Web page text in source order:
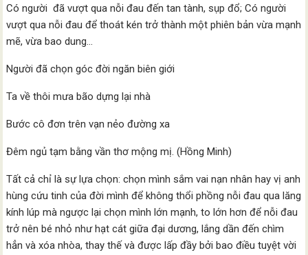
Có người đã vượt qua nỗi đau đến tan tành, sụp đổ; Có người
vượt qua nỗi đau để thoát kén trở thành một phiên bản vừa mạnh
mẽ, vừa bao dung…
Người đã chọn góc đời ngăn biên giới
Ta về thôi mưa bão dựng lại nhà
Bước cô đơn trên vạn nẻo đường xa
Đêm ngủ tạm bằng vần thơ mộng mị. (Hồng Minh)
Tất cả chỉ là sự lựa chọn: chọn mình sắm vai nạn nhân hay vị anh
hùng cứu tinh của đời mình để không thổi phồng nỗi đau qua lăng
kính lúp mà ngược lại chọn mình lớn mạnh, to lớn hơn để nỗi đau
trở nên bé nhỏ như hạt cát giữa đại dương, lắng dần đến chìm
hẳn và xóa nhòa, thay thế và được lấp đầy bởi bao điều tuyệt vời